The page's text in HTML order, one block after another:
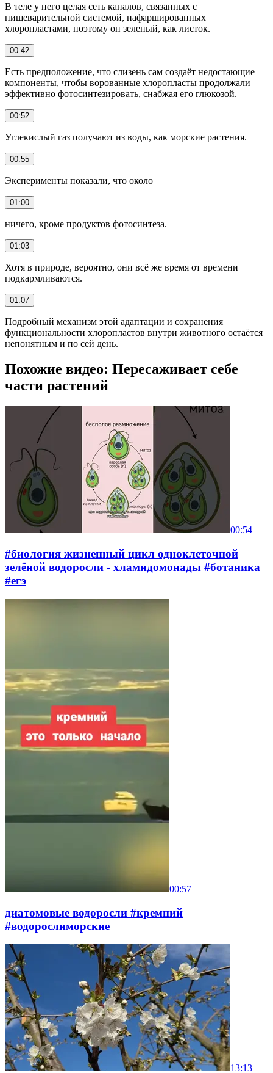
В теле у него целая сеть каналов, связанных с
пищеварительной системой, нафаршированных
хлоропластами, поэтому он зеленый, как листок.
00:42
Есть предположение, что слизень сам создаёт недостающие
компоненты, чтобы ворованные хлоропласты продолжали
эффективно фотосинтезировать, снабжая его глюкозой.
00:52
Углекислый газ получают из воды, как морские растения.
00:55
Эксперименты показали, что около
01:00
ничего, кроме продуктов фотосинтеза.
01:03
Хотя в природе, вероятно, они всё же время от времени
подкармливаются.
01:07
Подробный механизм этой адаптации и сохранения
функциональности хлоропластов внутри животного остаётся
непонятным и по сей день.
Похожие видео: Пересаживает себе
части растений
00:54
#биология жизненный цикл одноклеточной
зелёной водоросли - хламидомонады #ботаника
#егэ
00:57
диатомовые водоросли #кремний
#водорослиморские
13:13